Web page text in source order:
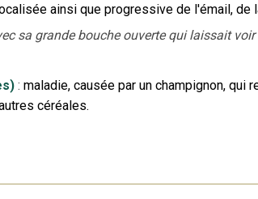
ainsi que progressive de l'émail, de
sa grande bouche ouverte qui laissait
: maladie, causée par un champignon, qui
céréales.